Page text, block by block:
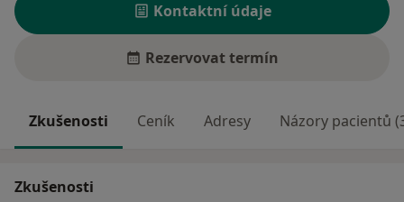
Kontaktní údaje
Rezervovat termín
Zkušenosti Ceník Adresy Názory pacientů
Zkušenosti